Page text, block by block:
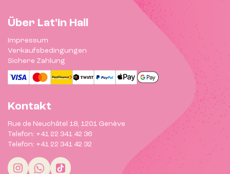
Über Lat'in Hall
Impressum
Verkaufsbedingungen
Sichere Zahlung
Kontakt
Rue de Neuchâtel 18, 1201 Genève
Telefon: +41 22 341 42 36
Telefon: +41 22 341 42 32